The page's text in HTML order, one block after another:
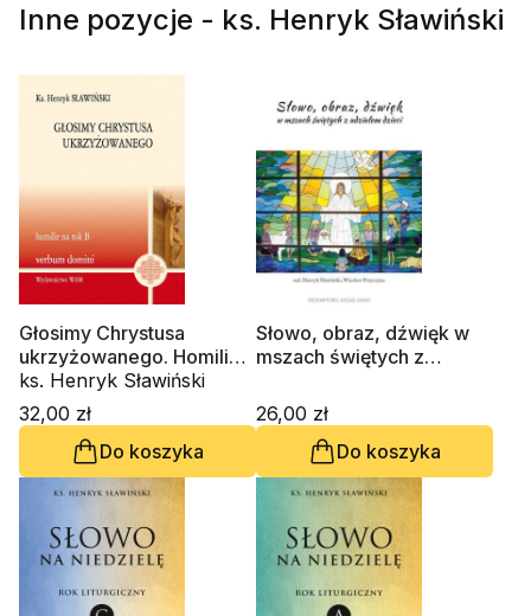
Inne pozycje - ks. Henryk Sławiński
Głosimy Chrystusa
ukrzyżowanego. Homilie
na rok B
ks. Henryk Sławiński
32,00 zł
Do koszyka
Słowo, obraz, dźwięk w
mszach świętych z
26,00 zł
Do koszyka